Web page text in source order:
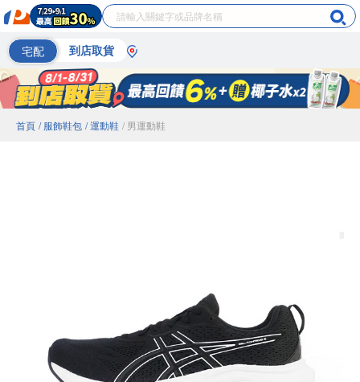
宅配 到店取貨
首頁 / 服飾鞋包 / 運動鞋 / 男運動鞋